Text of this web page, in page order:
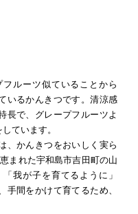
ルーツ似ていることから
いるかんきつです。清涼感
長で、グレープフルーツよ
ています。
、かんきつをおいしく実ら
まれた宇和島市吉田町の山
我が子を育てるように」
手間をかけて育てるため、